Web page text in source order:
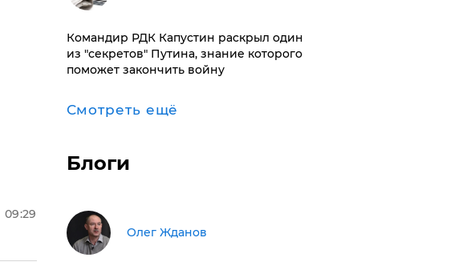
09:29
Командир РДК Капустин раскрыл один
из "секретов" Путина, знание которого
поможет закончить войну
Смотреть ещё
Блоги
Олег Жданов